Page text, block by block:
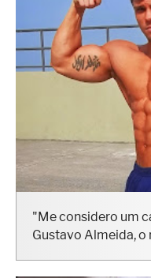
"Me considero um
Gustavo Almeida, o